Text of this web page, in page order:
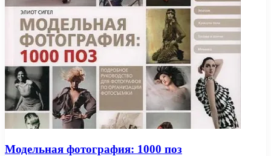
Модельная фотография: 1000 поз